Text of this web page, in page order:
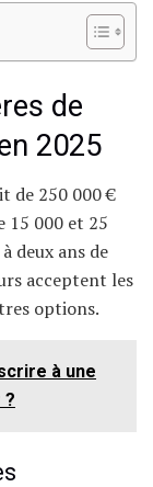
de
2025
de 250 000 €
15 000 et 25
deux ans de
acceptent les
options.
à une
?